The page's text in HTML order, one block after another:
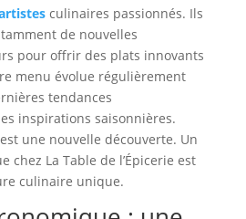
culinaires passionnés. Ils
de nouvelles
pour offrir des plats innovants
menu évolue régulièrement
tendances
inspirations saisonnières.
une nouvelle découverte. Un
chez La Table de l’Épicerie est
culinaire unique.